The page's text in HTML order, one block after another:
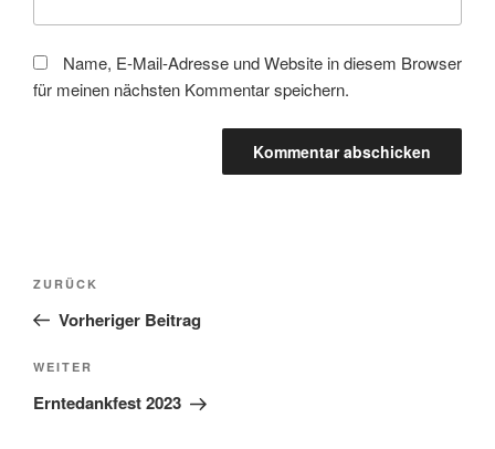
Name, E-Mail-Adresse und Website in diesem Browser
für meinen nächsten Kommentar speichern.
Beitragsnavigation
Vorheriger
Beitrag
ZURÜCK
Vorheriger Beitrag
Nächster
Beitrag
WEITER
Erntedankfest 2023